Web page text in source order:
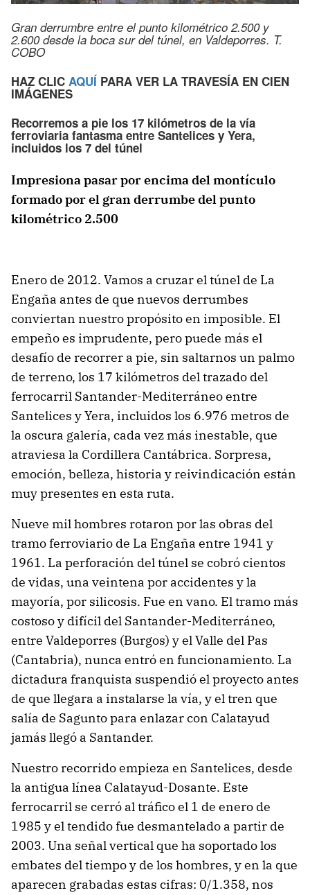
Gran derrumbre entre el punto kilométrico 2.500 y
2.600 desde la boca sur del túnel, en Valdeporres. T.
COBO
HAZ CLIC AQUÍ PARA VER LA TRAVESÍA EN CIEN
IMÁGENES
Recorremos a pie los 17 kilómetros de la vía
ferroviaria fantasma entre Santelices y Yera,
incluidos los 7 del túnel
Impresiona pasar por encima del montículo
formado por el gran derrumbe del punto
kilométrico 2.500
Enero de 2012. Vamos a cruzar el túnel de La
Engaña antes de que nuevos derrumbes
conviertan nuestro propósito en imposible. El
empeño es imprudente, pero puede más el
desafío de recorrer a pie, sin saltarnos un palmo
de terreno, los 17 kilómetros del trazado del
ferrocarril Santander-Mediterráneo entre
Santelices y Yera, incluidos los 6.976 metros de
la oscura galería, cada vez más inestable, que
atraviesa la Cordillera Cantábrica. Sorpresa,
emoción, belleza, historia y reivindicación están
muy presentes en esta ruta.
Nueve mil hombres rotaron por las obras del
tramo ferroviario de La Engaña entre 1941 y
1961. La perforación del túnel se cobró cientos
de vidas, una veintena por accidentes y la
mayoría, por silicosis. Fue en vano. El tramo más
costoso y difícil del Santander-Mediterráneo,
entre Valdeporres (Burgos) y el Valle del Pas
(Cantabria), nunca entró en funcionamiento. La
dictadura franquista suspendió el proyecto antes
de que llegara a instalarse la vía, y el tren que
salía de Sagunto para enlazar con Calatayud
jamás llegó a Santander.
Nuestro recorrido empieza en Santelices, desde
la antigua línea Calatayud-Dosante. Este
ferrocarril se cerró al tráfico el 1 de enero de
1985 y el tendido fue desmantelado a partir de
2003. Una señal vertical que ha soportado los
embates del tiempo y de los hombres, y en la que
aparecen grabadas estas cifras: 0/1.358, nos